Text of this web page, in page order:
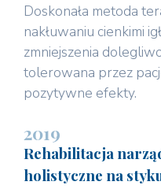
Doskonała metoda
nakłuwaniu cienkimi
zmniejszenia
tolerowana przez
pozytywne efekty.
2019
Rehabilitacja
holistyczne na